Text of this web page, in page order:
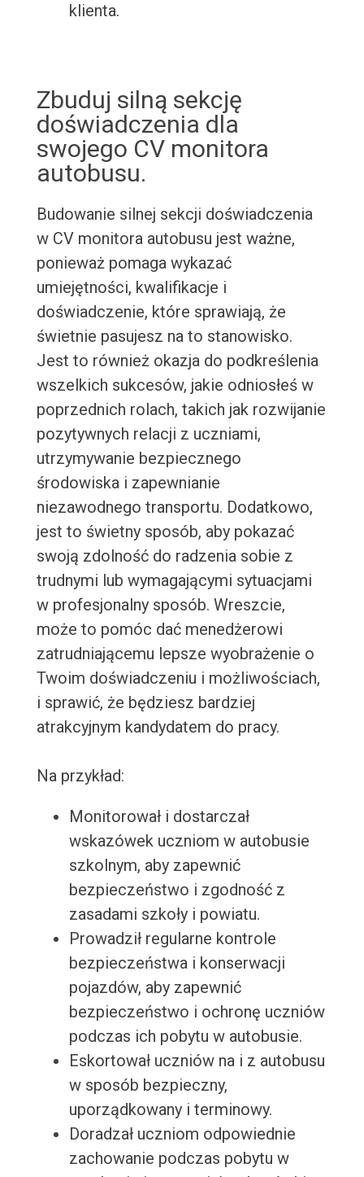
klienta.
Zbuduj silną sekcję
doświadczenia dla
swojego CV monitora
autobusu.
Budowanie silnej sekcji doświadczenia
w CV monitora autobusu jest ważne,
ponieważ pomaga wykazać
umiejętności, kwalifikacje i
doświadczenie, które sprawiają, że
świetnie pasujesz na to stanowisko.
Jest to również okazja do podkreślenia
wszelkich sukcesów, jakie odniosłeś w
poprzednich rolach, takich jak rozwijanie
pozytywnych relacji z uczniami,
utrzymywanie bezpiecznego
środowiska i zapewnianie
niezawodnego transportu. Dodatkowo,
jest to świetny sposób, aby pokazać
swoją zdolność do radzenia sobie z
trudnymi lub wymagającymi sytuacjami
w profesjonalny sposób. Wreszcie,
może to pomóc dać menedżerowi
zatrudniającemu lepsze wyobrażenie o
Twoim doświadczeniu i możliwościach,
i sprawić, że będziesz bardziej
atrakcyjnym kandydatem do pracy.
Na przykład:
Monitorował i dostarczał
wskazówek uczniom w autobusie
szkolnym, aby zapewnić
bezpieczeństwo i zgodność z
zasadami szkoły i powiatu.
Prowadził regularne kontrole
bezpieczeństwa i konserwacji
pojazdów, aby zapewnić
bezpieczeństwo i ochronę uczniów
podczas ich pobytu w autobusie.
Eskortował uczniów na i z autobusu
w sposób bezpieczny,
uporządkowany i terminowy.
Doradzał uczniom odpowiednie
zachowanie podczas pobytu w